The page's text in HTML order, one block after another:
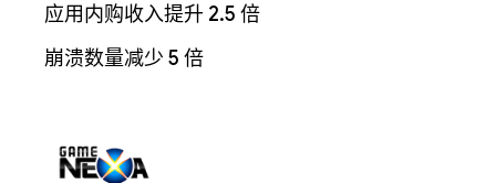
应用内购收入提升 2.5 倍
崩溃数量减少 5 倍